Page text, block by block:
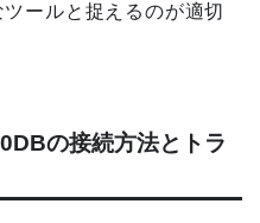
ールと捉えるのが適切
の接続方法とトラ